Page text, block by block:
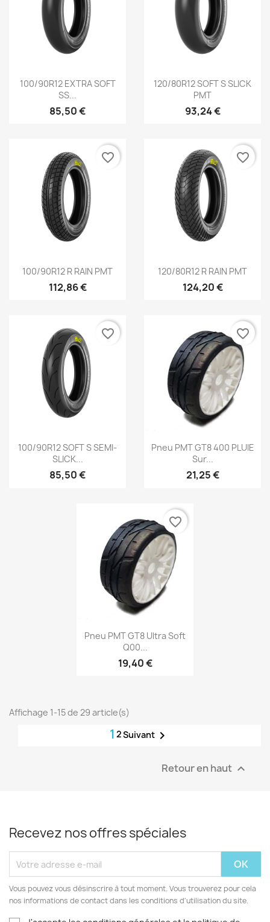
Aperçu rapide
100/90R12 EXTRA SOFT
SS...
85,50 €
Aperçu rapide
120/80R12 SOFT S SLICK
PMT
93,24 €
Aperçu rapide
100/90R12 R RAIN PMT
112,86 €
favorite_border
Aperçu rapide
120/80R12 R RAIN PMT
124,20 €
favorite_border
Aperçu rapide
100/90R12 SOFT S SEMI-
SLICK...
85,50 €
favorite_border
Aperçu rapide
Pneu PMT GT8 400 PLUIE
Sur...
21,25 €
favorite_border
 Aperçu rapide
Pneu PMT GT8 Ultra Soft
Q00...
19,40 €
favorite_border
Affichage 1-15 de 29 article(s)
1 2Suivant 
Retour en haut 
Recevez nos offres spéciales
Vous pouvez vous désinscrire à tout moment. Vous trouverez pour cela
nos informations de contact dans les conditions d'utilisation du site.